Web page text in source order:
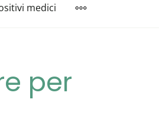
medici MORE
per